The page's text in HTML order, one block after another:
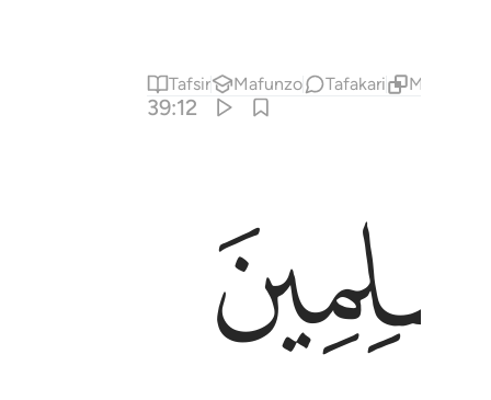
Tafsir Mafunzo Tafakari Maudhui
39:12